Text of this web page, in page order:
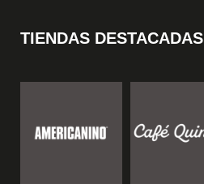
TIENDAS DESTACADAS